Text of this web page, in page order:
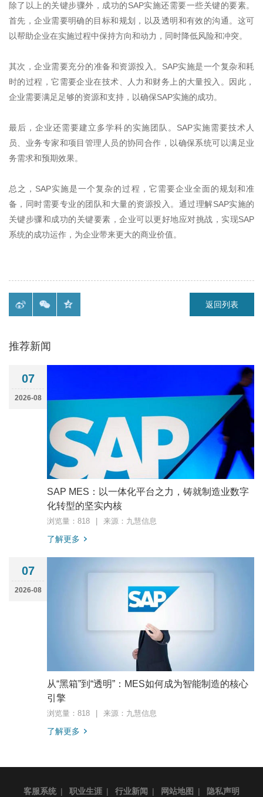
除了以上的关键步骤外，成功的SAP实施还需要一些关键的要素。
首先，企业需要明确的目标和规划，以及透明和有效的沟通。这可
以帮助企业在实施过程中保持方向和动力，同时降低风险和冲突。
其次，企业需要充分的准备和资源投入。 SAP实施是一个复杂和耗
时的过程，它需要企业在技术、人力和财务上的大量投入。因此，
企业需要满足足够的资源和支持，以确保SAP实施的成功。
最后，企业还需要建立多学科的实施团队。 SAP实施需要技术人
员、业务专家和项目管理人员的协同合作，以确保系统可以满足业
务需求和预期效果。
总之， SAP实施是一个复杂的过程，它需要企业全面的规划和准
备，同时需要专业的团队和大量的资源投入。通过理解SAP实施的
关键步骤和成功的关键要素，企业可以更好地应对挑战，实现SAP
系统的成功运作，为企业带来更大的商业价值。
返回列表
推荐新闻
07
2026-08
SAP MES：以一体化平台之力，铸就制造业数字
化转型的坚实内核
浏览量：818 来源：九慧信息
了解更多
07
2026-08
从“黑箱”到“透明”：MES如何成为智能制造的核心
引擎
浏览量：818 来源：九慧信息
了解更多
客服系统 | 职业生涯 | 行业新闻 | 网站地图 | 隐私声明